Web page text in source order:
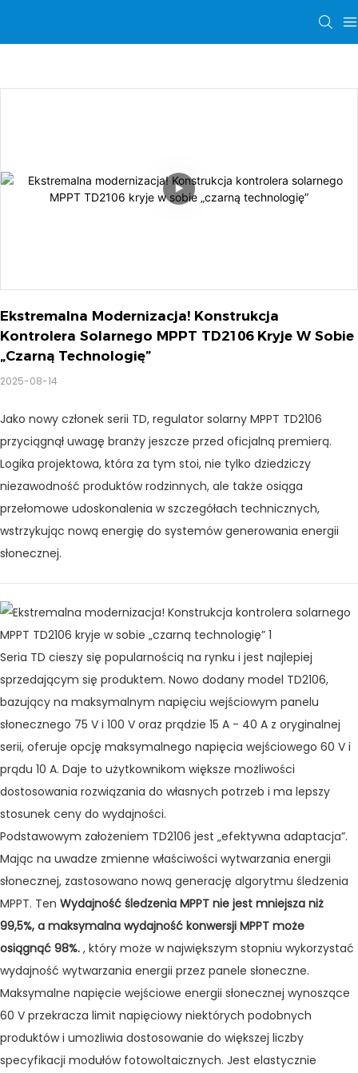
Ekstremalna Modernizacja! Konstrukcja
Kontrolera Solarnego MPPT TD2106 Kryje W Sobie
„czarną Technologię”
2025-08-14
Jako nowy członek serii TD, regulator solarny MPPT TD2106
przyciągnął uwagę branży jeszcze przed oficjalną premierą.
Logika projektowa, która za tym stoi, nie tylko dziedziczy
niezawodność produktów rodzinnych, ale także osiąga
przełomowe udoskonalenia w szczegółach technicznych,
wstrzykując nową energię do systemów generowania energii
słonecznej.
Seria TD cieszy się popularnością na rynku i jest najlepiej
sprzedającym się produktem. Nowo dodany model TD2106,
bazujący na maksymalnym napięciu wejściowym panelu
słonecznego 75 V i 100 V oraz prądzie 15 A - 40 A z oryginalnej
serii, oferuje opcję maksymalnego napięcia wejściowego 60 V i
prądu 10 A. Daje to użytkownikom większe możliwości
dostosowania rozwiązania do własnych potrzeb i ma lepszy
stosunek ceny do wydajności.
Podstawowym założeniem TD2106 jest „efektywna adaptacja”.
Mając na uwadze zmienne właściwości wytwarzania energii
słonecznej, zastosowano nową generację algorytmu śledzenia
MPPT. Ten Wydajność śledzenia MPPT nie jest mniejsza niż
99,5%, a maksymalna wydajność konwersji MPPT może
osiągnąć 98%. , który może w największym stopniu wykorzystać
wydajność wytwarzania energii przez panele słoneczne.
Maksymalne napięcie wejściowe energii słonecznej wynoszące
60 V przekracza limit napięciowy niektórych podobnych
produktów i umożliwia dostosowanie do większej liczby
specyfikacji modułów fotowoltaicznych. Jest elastycznie